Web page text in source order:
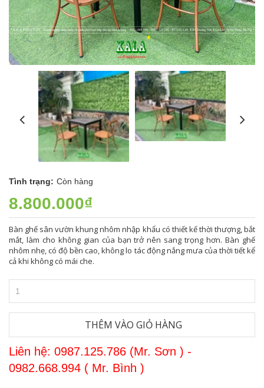
Tình trạng: Còn hàng
8.800.000₫
Bàn ghế sân vườn khung nhôm nhập khẩu có thiết kế thời thượng, bắt
mắt, làm cho không gian của bạn trở nên sang trọng hơn. Bàn ghế
nhôm nhẹ, có độ bền cao, không lo tác động nắng mưa của thời tiết kể
cả khi không có mái che.
THÊM VÀO GIỎ HÀNG
Liên hệ: 0987.125.786 (Mr. Sơn ) -
0982.668.994 ( Mr. Bình )